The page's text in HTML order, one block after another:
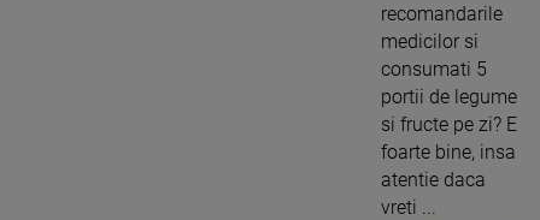
recomandarile
medicilor si
consumati 5
portii de legume
si fructe pe zi? E
foarte bine, insa
atentie daca
vreti ...